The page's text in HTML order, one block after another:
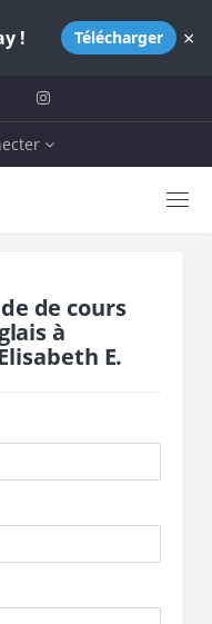
! Télécharger ×
de cours
à
E.